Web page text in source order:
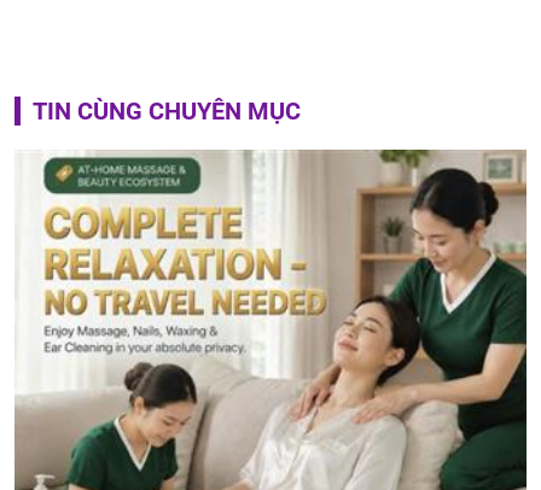
TIN CÙNG CHUYÊN MỤC